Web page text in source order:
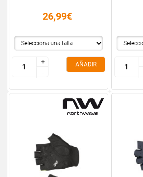
26,99€
+
-
+
-
AÑADIR